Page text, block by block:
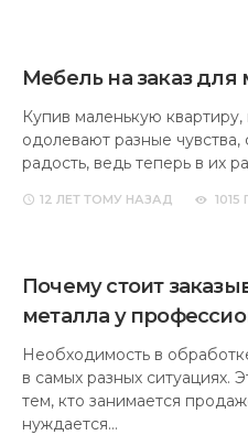
Мебель на заказ
Купив маленькую
одолевают разные
радость, ведь теперь в их
12 ЛЕТ ТОМУ НАЗАД
Почему стоит
металла у
Необходимость в
в самых разных ситуациях.
тем, кто занимается
нуждается…